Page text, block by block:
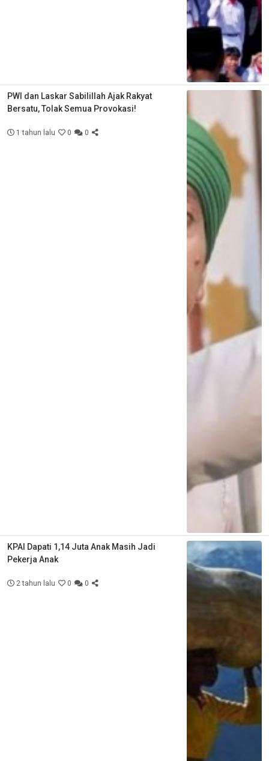
PWI dan Laskar Sabilillah Ajak Rakyat
Bersatu, Tolak Semua Provokasi!
1 tahun lalu 0 0
KPAI Dapati 1,14 Juta Anak Masih Jadi
Pekerja Anak
2 tahun lalu 0 0